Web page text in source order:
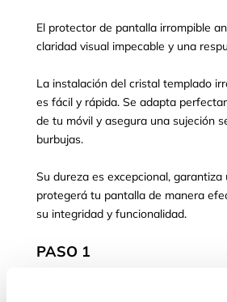
El protector de pantalla irrompible
claridad visual impecable y una
La instalación del cristal templado
es fácil y rápida. Se adapta
de tu móvil y asegura una sujeción
burbujas.
Su dureza es excepcional,
protegerá tu pantalla de manera
su integridad y funcionalidad.
PASO 1